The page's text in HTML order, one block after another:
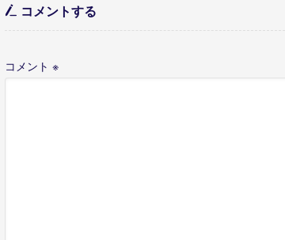
コメントする
コメント ※